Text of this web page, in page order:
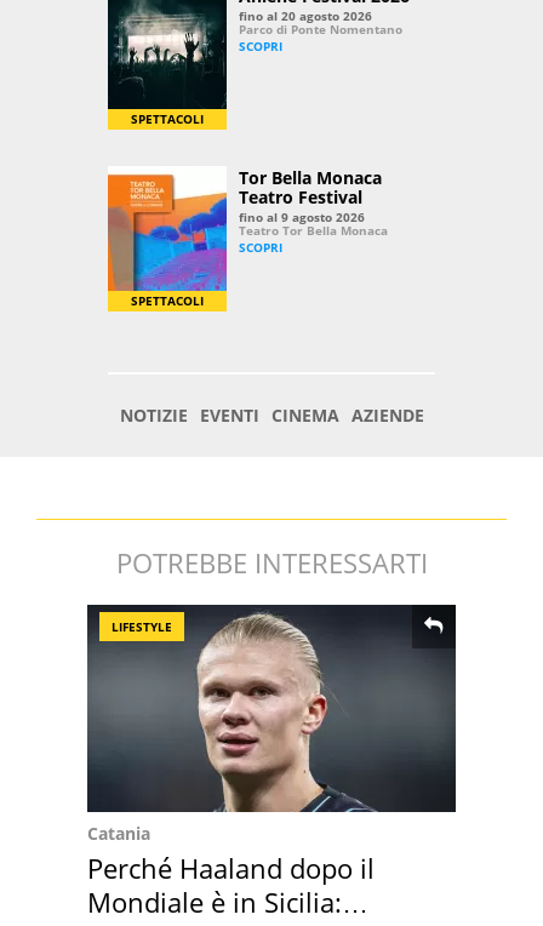
POTREBBE INTERESSARTI
LIFESTYLE
Catania
Perché Haaland dopo il
Mondiale è in Sicilia: